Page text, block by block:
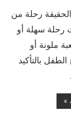
رحلة من
رحلة سهلة أو
ملونة أو
بالتأكيد